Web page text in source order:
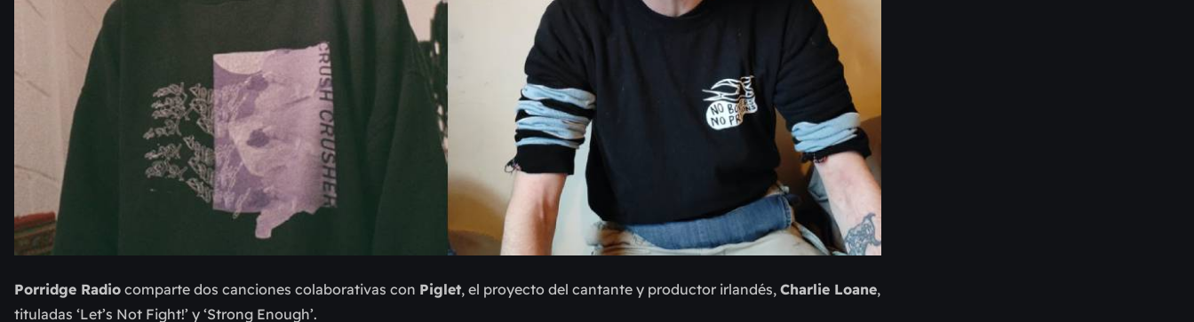
Porridge Radio comparte dos canciones colaborativas con Piglet, el proyecto del cantante y productor irlandés, Charlie Loane,
tituladas ‘Let’s Not Fight!’ y ‘Strong Enough’.